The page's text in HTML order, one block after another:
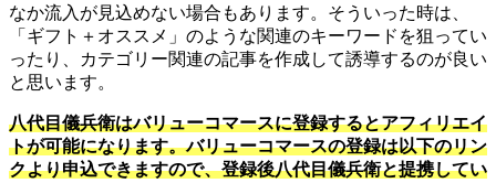
なか流入が見込めない場合もあります。そういった時は、
「ギフト＋オススメ」のような関連のキーワードを狙ってい
ったり、カテゴリー関連の記事を作成して誘導するのが良い
と思います。
八代目儀兵衛はバリューコマースに登録するとアフィリエイ
トが可能になります。バリューコマースの登録は以下のリン
クより申込できますので、登録後八代目儀兵衛と提携してい